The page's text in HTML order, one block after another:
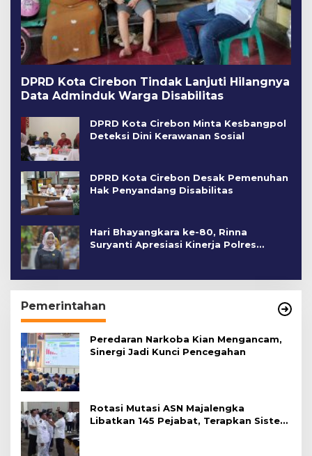
DPRD Kota Cirebon Tindak Lanjuti Hilangnya
Data Adminduk Warga Disabilitas
DPRD Kota Cirebon Minta Kesbangpol
Deteksi Dini Kerawanan Sosial
DPRD Kota Cirebon Desak Pemenuhan
Hak Penyandang Disabilitas
Hari Bhayangkara ke-80, Rinna
Suryanti Apresiasi Kinerja Polres
Pemerintahan
Peredaran Narkoba Kian Mengancam,
Sinergi Jadi Kunci Pencegahan
Rotasi Mutasi ASN Majalengka
Libatkan 145 Pejabat, Terapkan Sistem